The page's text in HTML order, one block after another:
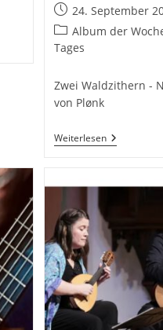
Beitrag
veröffentlicht:
24. September
Beitrags-
Kategorie:
Album der
Tages
Zwei Waldzithern -
von Plønk
WeiterlesenPlønk
–
Fireflies
Mohr
Levisen
&
Björn
Kaidel)